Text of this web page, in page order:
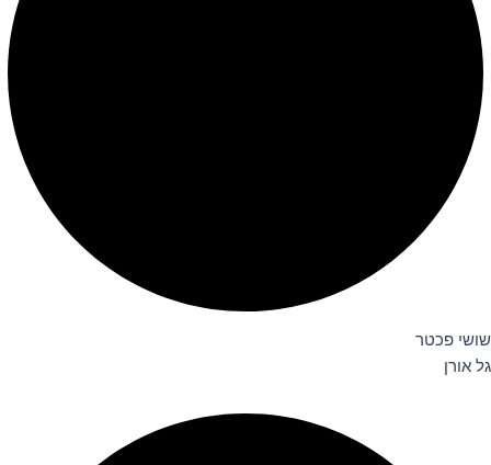
שושי פכטר
גל אורן